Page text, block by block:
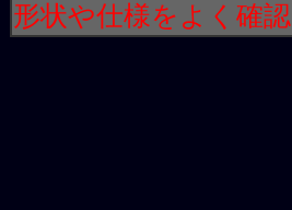
形状や仕様をよく確